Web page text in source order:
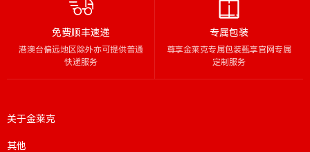
免费顺丰速递
港澳台偏远地区除外亦可提供普通
快递服务
专属包装
尊享金莱克专属包装甄享官网专属
定制服务
关于金莱克
其他